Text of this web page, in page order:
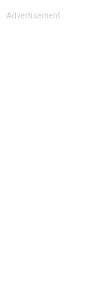
Advertisement